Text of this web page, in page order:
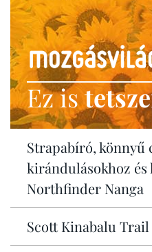
Ez is
Strapabíró, könnyű
kirándulásokhoz
Northfinder Nanga
Scott Kinabalu Trail